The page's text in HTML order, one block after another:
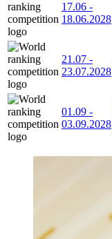
17.06 -
18.06.2028
21.07 -
23.07.2028
01.09 -
03.09.2028